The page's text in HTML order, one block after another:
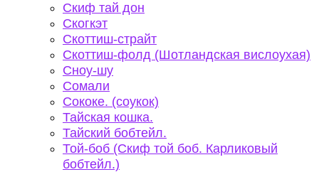
Скиф тай дон
Скогкэт
Скоттиш-страйт
Скоттиш-фолд (Шотландская вислоухая)
Сноу-шу
Сомали
Сококе. (соукок)
Тайская кошка.
Тайский бобтейл.
Той-боб (Скиф той боб. Карликовый
бобтейл.)